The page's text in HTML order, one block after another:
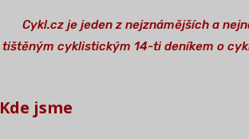
Cykl.cz je jeden z nejznámějších a
tištěným cyklistickým 14-ti deníkem o
Kde jsme